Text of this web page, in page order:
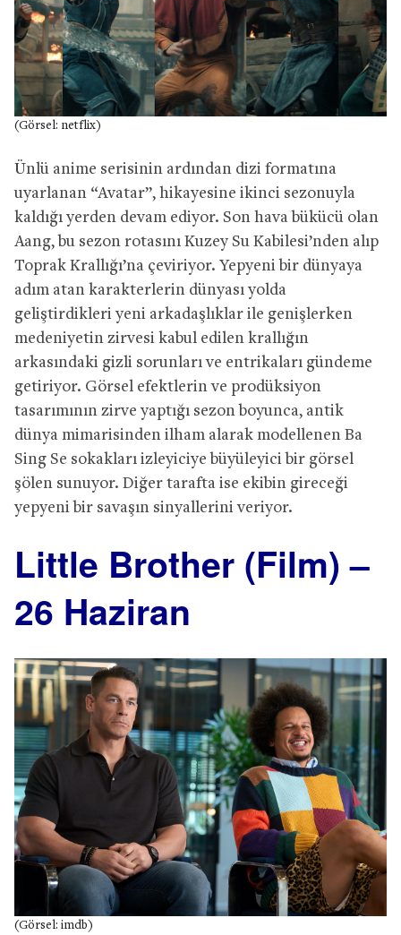
(Görsel: netflix)
Ünlü anime serisinin ardından dizi formatına
uyarlanan “Avatar”, hikayesine ikinci sezonuyla
kaldığı yerden devam ediyor. Son hava bükücü olan
Aang, bu sezon rotasını Kuzey Su Kabilesi’nden alıp
Toprak Krallığı’na çeviriyor. Yepyeni bir dünyaya
adım atan karakterlerin dünyası yolda
geliştirdikleri yeni arkadaşlıklar ile genişlerken
medeniyetin zirvesi kabul edilen krallığın
arkasındaki gizli sorunları ve entrikaları gündeme
getiriyor. Görsel efektlerin ve prodüksiyon
tasarımının zirve yaptığı sezon boyunca, antik
dünya mimarisinden ilham alarak modellenen Ba
Sing Se sokakları izleyiciye büyüleyici bir görsel
şölen sunuyor. Diğer tarafta ise ekibin gireceği
yepyeni bir savaşın sinyallerini veriyor.
Little Brother (Film) –
26 Haziran
(Görsel: imdb)